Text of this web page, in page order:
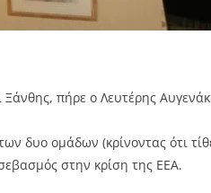
πήρε ο Λευτέρης
δυο ομάδων (κρίνοντας ότι
στην κρίση της ΕΕΑ.